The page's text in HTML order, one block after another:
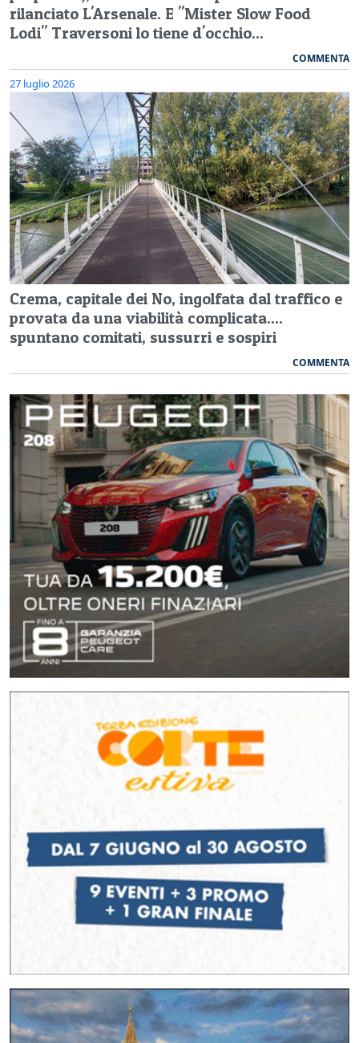
rilanciato L'Arsenale. E "Mister Slow Food
Lodi" Traversoni lo tiene d'occhio...
COMMENTA
27 luglio 2026
Crema, capitale dei No, ingolfata dal traffico e
provata da una viabilità complicata....
spuntano comitati, sussurri e sospiri
COMMENTA